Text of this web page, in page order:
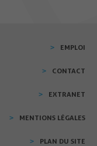
EMPLOI
CONTACT
EXTRANET
MENTIONS LÉGALES
PLAN DU SITE